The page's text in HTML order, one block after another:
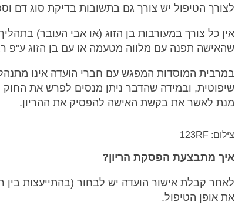
לצורך הטיפול יש צורך גם בתשובות בדיקת סוג דם
אין כל צורך במעורבות בן הזוג (או אבי העובר)
שהאישה תפנה עם מלווה מטעמה או עם בן הזוג ע"פ
במרבית המוסדות המפגש עם חברי הועדה אינו מתנהל
שיפוטית, ובמידה שהדבר ניתן מנסים לפרש את החוק
מנת לאשר את בקשת האישה להפסיק את ההריון.
צילום: 123RF
איך מתבצעת הפסקת הריון?
לאחר קבלת אישור הועדה יש לבחור (בהתייעצות בין
את אופן הטיפול.